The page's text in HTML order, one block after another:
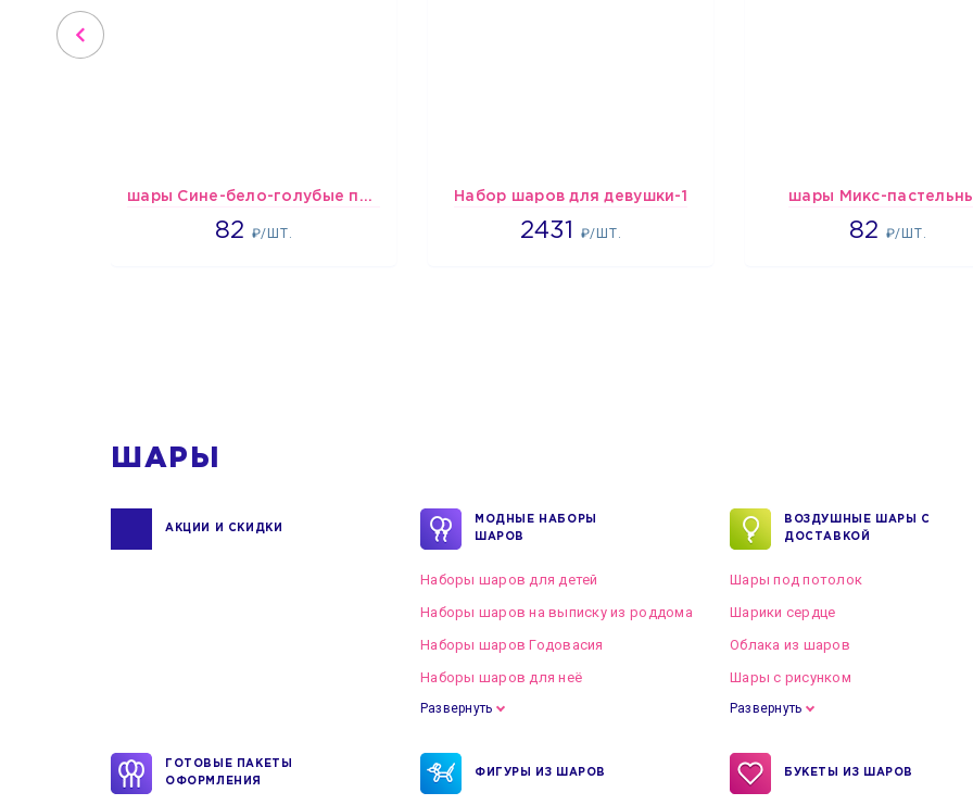
шары Сине-бело-голубые пастельные
82 ₽/ШТ.
1637 Набор шаров для девушки-1
2431 ₽/ШТ.
2431 шары Микс-
82 ₽/ШТ.
1637
ШАРЫ
АКЦИИ И СКИДКИ
МОДНЫЕ НАБОРЫ
ШАРОВ
Наборы шаров для детей
Наборы шаров на выписку из роддома
Наборы шаров Годовасия
Наборы шаров для неё
Развернуть
ВОЗДУШНЫЕ ШАРЫ С
ДОСТАВКОЙ
Шары под потолок
Шарики сердце
Облака из шаров
Шары с рисунком
Развернуть
ГОТОВЫЕ ПАКЕТЫ
ОФОРМЛЕНИЯ
ФИГУРЫ ИЗ ШАРОВ БУКЕТЫ ИЗ ШАРОВ